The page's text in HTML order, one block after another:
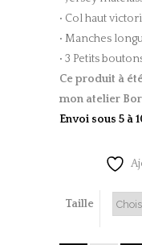
• Col haut
• Manches
• 3 Petits
Ce produit à
mon atelier
Envoi sous 5 à
Taille